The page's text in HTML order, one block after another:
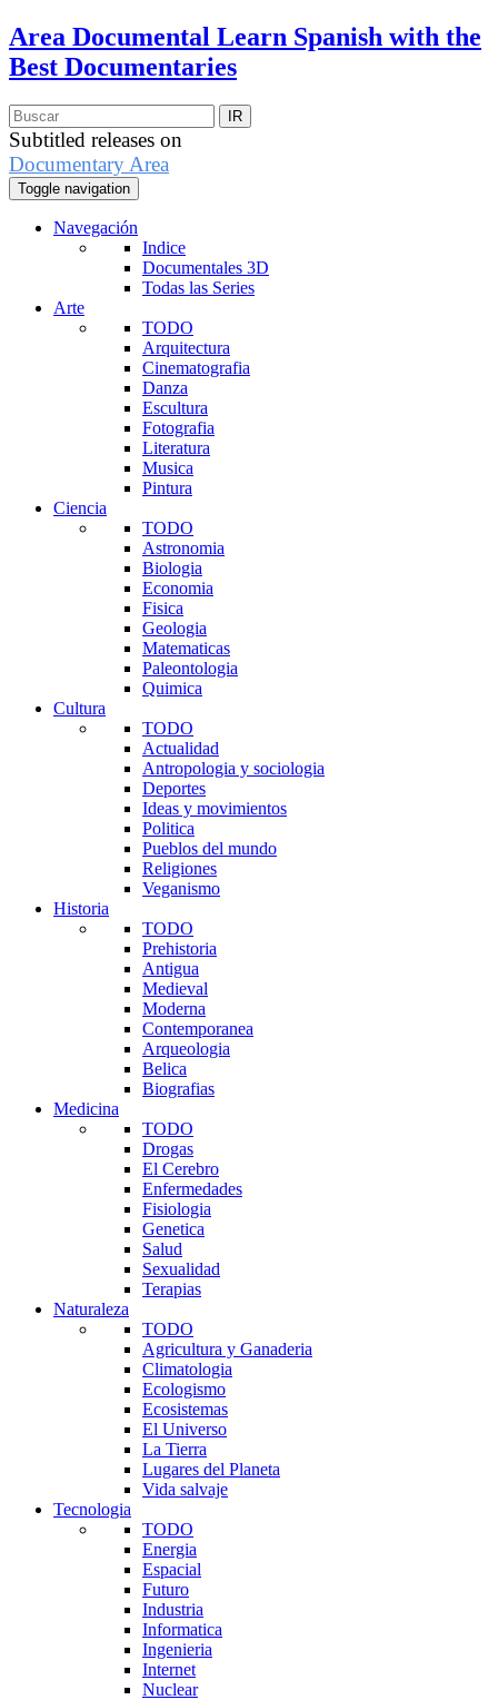
Area Documental Learn Spanish with the
Best Documentaries
Subtitled releases on
Documentary Area
Toggle navigation
Navegación
Indice
Documentales 3D
Todas las Series
Arte
TODO
Arquitectura
Cinematografia
Danza
Escultura
Fotografia
Literatura
Musica
Pintura
Ciencia
TODO
Astronomia
Biologia
Economia
Fisica
Geologia
Matematicas
Paleontologia
Quimica
Cultura
TODO
Actualidad
Antropologia y sociologia
Deportes
Ideas y movimientos
Politica
Pueblos del mundo
Religiones
Veganismo
Historia
TODO
Prehistoria
Antigua
Medieval
Moderna
Contemporanea
Arqueologia
Belica
Biografias
Medicina
TODO
Drogas
El Cerebro
Enfermedades
Fisiologia
Genetica
Salud
Sexualidad
Terapias
Naturaleza
TODO
Agricultura y Ganaderia
Climatologia
Ecologismo
Ecosistemas
El Universo
La Tierra
Lugares del Planeta
Vida salvaje
Tecnologia
TODO
Energia
Espacial
Futuro
Industria
Informatica
Ingenieria
Internet
Nuclear